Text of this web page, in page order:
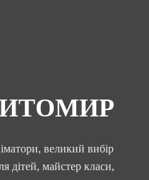
великий вибір
дітей, майстер класи,